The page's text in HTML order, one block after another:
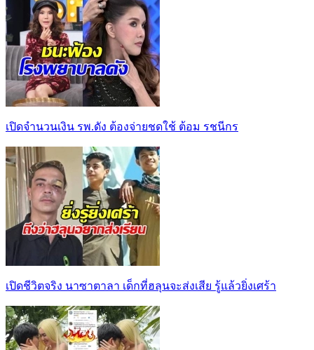
เปิดจำนวนเงิน รพ.ดัง ต้องจ่ายชดใช้ ต้อม รชนีกร
เปิดชีวิตจริง นาซาตาลา เด็กที่ฮลุนจะส่งเสีย รู้แล้วยิ่งเศร้า